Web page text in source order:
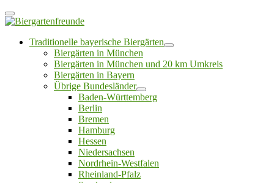
Traditionelle bayerische Biergärten
Biergärten in München
Biergärten in München und 20 km Umkreis
Biergärten in Bayern
Übrige Bundesländer
Baden-Württemberg
Berlin
Bremen
Hamburg
Hessen
Niedersachsen
Nordrhein-Westfalen
Rheinland-Pfalz